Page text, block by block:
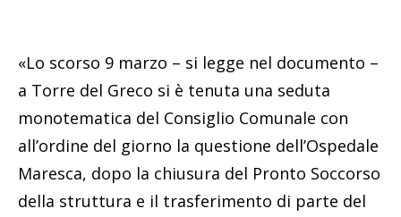
«Lo scorso 9 marzo – si legge nel documento –
a Torre del Greco si è tenuta una seduta
monotematica del Consiglio Comunale con
all’ordine del giorno la questione dell’Ospedale
Maresca, dopo la chiusura del Pronto Soccorso
della struttura e il trasferimento di parte del